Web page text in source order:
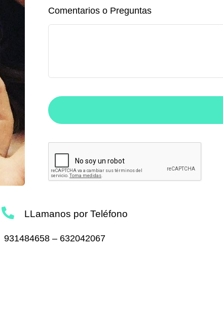
Comentarios o Preguntas
LLamanos por Teléfono
931484658 – 632042067